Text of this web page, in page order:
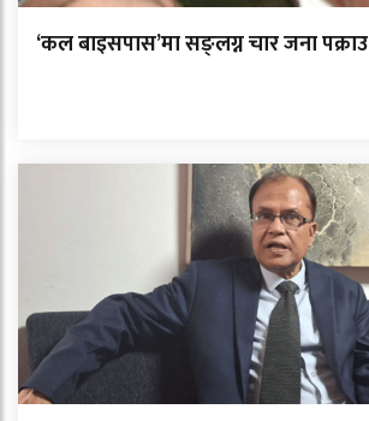
‘कल बाइसपास’मा सङ्लग्न चार जना पक्राउ